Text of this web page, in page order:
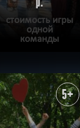
стоимость игры
одной
команды
ПРОЙДЕН 5+